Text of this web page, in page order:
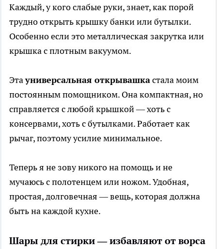
Каждый, у кого слабые руки, знает, как порой
трудно открыть крышку банки или бутылки.
Особенно если это металлическая закрутка или
крышка с плотным вакуумом.
Этауниверсальная открывашкастала моим
постоянным помощником. Она компактная, но
справляется с любой крышкой — хоть с
консервами, хоть с бутылками. Работает как
рычаг, поэтому усилие минимальное.
Теперь я не зову никого на помощь и не
мучаюсь с полотенцем или ножом. Удобная,
простая, долговечная — вещь, которая должна
быть на каждой кухне.
Шары для стирки — избавляют от ворса